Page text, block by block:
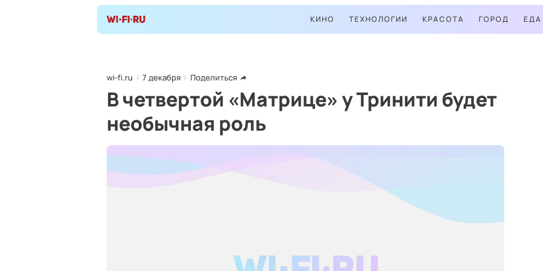
КИНО ТЕХНОЛОГИИ КРАСОТА ГОРОД ЕДА
wi-fi.ru 7 декабря Поделиться
В четвертой «Матрице» у Тринити будет
необычная роль